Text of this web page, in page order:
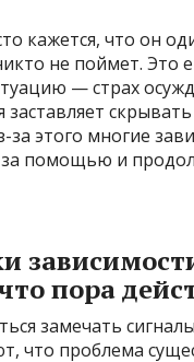
кажется, что он
не поймет. Это
— страх
за этого многие
помощью и
пора
замечать
что проблема